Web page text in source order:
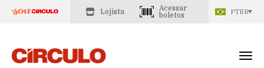
Lojista
Acessar
boletos
PTBR